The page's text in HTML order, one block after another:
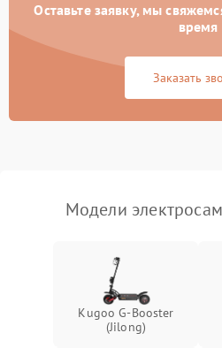
Оставьте заявку, мы
время
Заказать
Модели
Kugoo G-Booster
(Jilong)